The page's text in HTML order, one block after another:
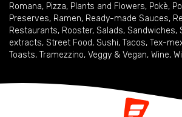
Romana, Pizza, Plants and Flowers, Pokè,
Preserves, Ramen, Ready-made Sauces,
Restaurants, Rooster, Salads, Sandwiches,
extracts, Street Food, Sushi, Tacos, Tex-
Toasts, Tramezzino, Veggy & Vegan, Wine,